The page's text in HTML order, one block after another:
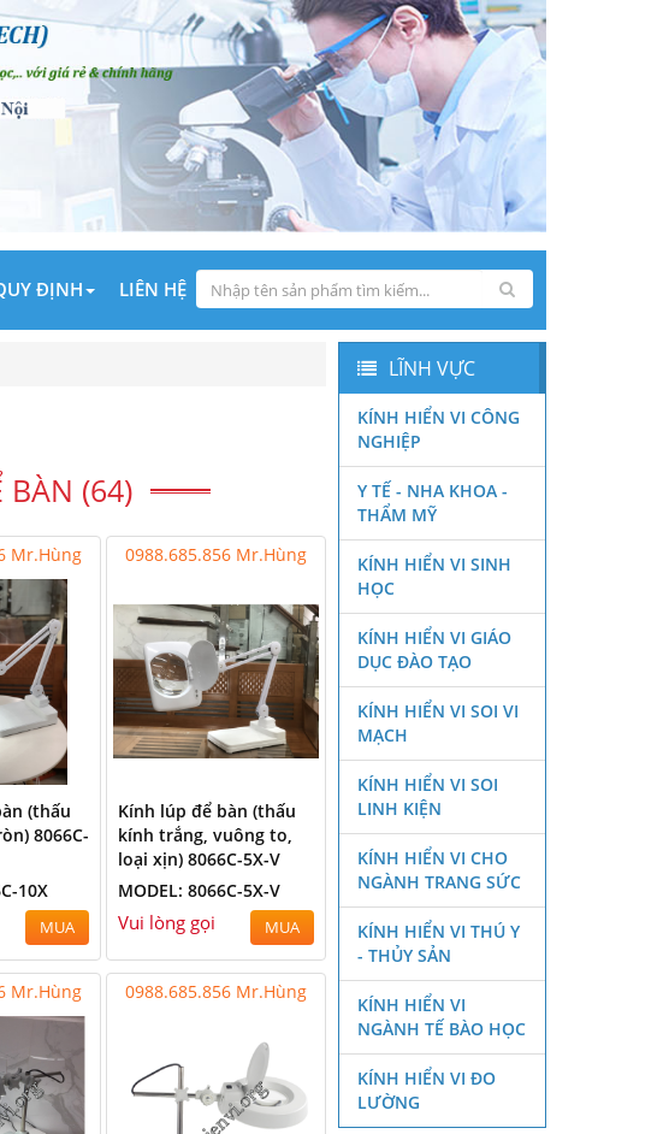
ĐỊNH LIÊN HỆ
BÀN (64)
Mr.Hùng
(thấu
8066C-
10X
MUA
0988.685.856 Mr.Hùng
Kính lúp để bàn (thấu
kính trắng, vuông to,
loại xịn) 8066C-5X-V
MODEL: 8066C-5X-V
Vui lòng gọi MUA
Mr.Hùng 0988.685.856 Mr.Hùng
LĨNH VỰC
KÍNH HIỂN VI CÔNG
NGHIỆP
Y TẾ - NHA KHOA -
THẨM MỸ
KÍNH HIỂN VI SINH
HỌC
KÍNH HIỂN VI GIÁO
DỤC ĐÀO TẠO
KÍNH HIỂN VI SOI VI
MẠCH
KÍNH HIỂN VI SOI
LINH KIỆN
KÍNH HIỂN VI CHO
NGÀNH TRANG SỨC
KÍNH HIỂN VI THÚ Y
- THỦY SẢN
KÍNH HIỂN VI
NGÀNH TẾ BÀO HỌC
KÍNH HIỂN VI ĐO
LƯỜNG